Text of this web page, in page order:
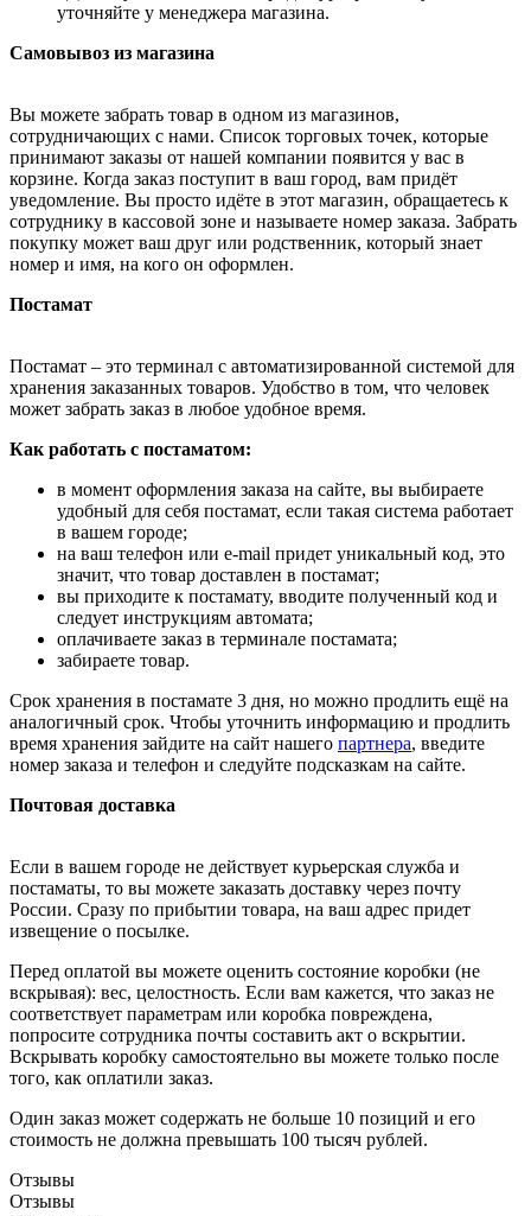
уточняйте у менеджера магазина.
Самовывоз из магазина
Вы можете забрать товар в одном из магазинов,
сотрудничающих с нами. Список торговых точек, которые
принимают заказы от нашей компании появится у вас в
корзине. Когда заказ поступит в ваш город, вам придёт
уведомление. Вы просто идёте в этот магазин, обращаетесь к
сотруднику в кассовой зоне и называете номер заказа. Забрать
покупку может ваш друг или родственник, который знает
номер и имя, на кого он оформлен.
Постамат
Постамат – это терминал с автоматизированной системой для
хранения заказанных товаров. Удобство в том, что человек
может забрать заказ в любое удобное время.
Как работать с постаматом:
в момент оформления заказа на сайте, вы выбираете
удобный для себя постамат, если такая система работает
в вашем городе;
на ваш телефон или e-mail придет уникальный код, это
значит, что товар доставлен в постамат;
вы приходите к постамату, вводите полученный код и
следует инструкциям автомата;
оплачиваете заказ в терминале постамата;
забираете товар.
Срок хранения в постамате 3 дня, но можно продлить ещё на
аналогичный срок. Чтобы уточнить информацию и продлить
время хранения зайдите на сайт нашего партнера, введите
номер заказа и телефон и следуйте подсказкам на сайте.
Почтовая доставка
Если в вашем городе не действует курьерская служба и
постаматы, то вы можете заказать доставку через почту
России. Сразу по прибытии товара, на ваш адрес придет
извещение о посылке.
Перед оплатой вы можете оценить состояние коробки (не
вскрывая): вес, целостность. Если вам кажется, что заказ не
соответствует параметрам или коробка повреждена,
попросите сотрудника почты составить акт о вскрытии.
Вскрывать коробку самостоятельно вы можете только после
того, как оплатили заказ.
Один заказ может содержать не больше 10 позиций и его
стоимость не должна превышать 100 тысяч рублей.
Отзывы
Отзывы